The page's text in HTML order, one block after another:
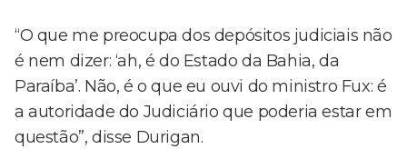
“O que me preocupa dos depósitos judiciais não
é nem dizer: ‘ah, é do Estado da Bahia, da
Paraíba’. Não, é o que eu ouvi do ministro Fux: é
a autoridade do Judiciário que poderia estar em
questão”, disse Durigan.